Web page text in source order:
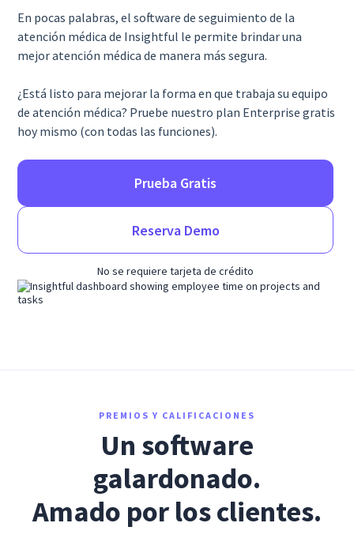
En pocas palabras, el software de seguimiento de la
atención médica de Insightful le permite brindar una
mejor atención médica de manera más segura.
¿Está listo para mejorar la forma en que trabaja su equipo
de atención médica? Pruebe nuestro plan Enterprise gratis
hoy mismo (con todas las funciones).
Prueba Gratis
Reserva Demo
No se requiere tarjeta de crédito
PREMIOS Y CALIFICACIONES
Un software
galardonado.
Amado por los clientes.